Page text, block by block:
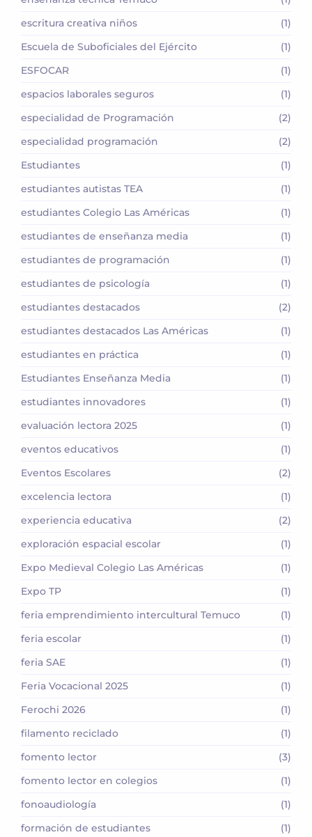
escritura creativa niños
(1)
Escuela de Suboficiales del Ejército
(1)
ESFOCAR
(1)
espacios laborales seguros
(1)
especialidad de Programación
(2)
especialidad programación
(2)
Estudiantes
(1)
estudiantes autistas TEA
(1)
estudiantes Colegio Las Américas
(1)
estudiantes de enseñanza media
(1)
estudiantes de programación
(1)
estudiantes de psicología
(1)
estudiantes destacados
(2)
estudiantes destacados Las Américas
(1)
estudiantes en práctica
(1)
Estudiantes Enseñanza Media
(1)
estudiantes innovadores
(1)
evaluación lectora 2025
(1)
eventos educativos
(1)
Eventos Escolares
(2)
excelencia lectora
(1)
experiencia educativa
(2)
exploración espacial escolar
(1)
Expo Medieval Colegio Las Américas
(1)
Expo TP
(1)
feria emprendimiento intercultural Temuco
(1)
feria escolar
(1)
feria SAE
(1)
Feria Vocacional 2025
(1)
Ferochi 2026
(1)
filamento reciclado
(1)
fomento lector
(3)
fomento lector en colegios
(1)
fonoaudiología
(1)
formación de estudiantes
(1)